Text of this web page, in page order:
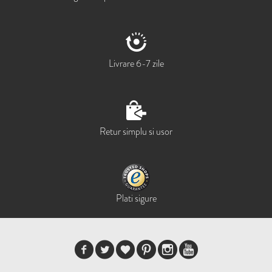
Livrare 6-7 zile
Retur simplu si usor
Plati sigure